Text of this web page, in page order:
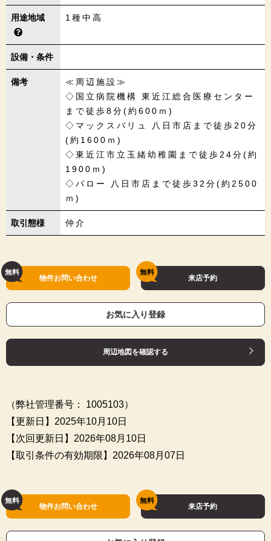
用途地域 1種中高
設備・条件
備考
≪周辺施設≫
◇国立病院機構 東近江総合医療センター
まで徒歩8分(約600ｍ)
◇マックスバリュ 八日市店まで徒歩20分
(約1600ｍ)
◇東近江市立玉緒幼稚園まで徒歩24分(約
1900ｍ)
◇バロー 八日市店まで徒歩32分(約2500
ｍ)
取引態様 仲介
物件お問い合わせ 来店予約
お気に入り登録
周辺地図を確認する
（弊社管理番号： 1005103）
【更新日】2025年10月10日
【次回更新日】2026年08月10日
【取引条件の有効期限】2026年08月07日
物件お問い合わせ 来店予約